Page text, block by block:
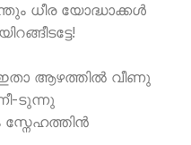
ധീര യോദ്ധാക്കള്‍
ആഴത്തില്‍ വീണു
ടുന്നു
സ്നേഹത്തിന്‍